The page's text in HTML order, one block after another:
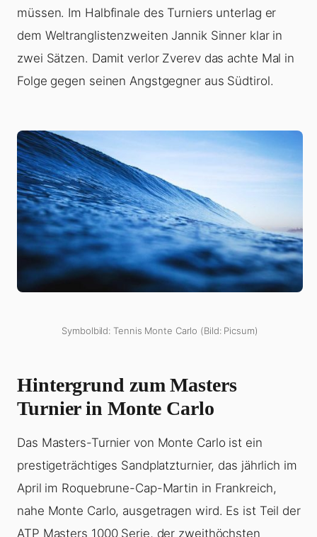
müssen. Im Halbfinale des Turniers unterlag er
dem Weltranglistenzweiten Jannik Sinner klar in
zwei Sätzen. Damit verlor Zverev das achte Mal in
Folge gegen seinen Angstgegner aus Südtirol.
Symbolbild: Tennis Monte Carlo (Bild: Picsum)
Hintergrund zum Masters
Turnier in Monte Carlo
Das Masters-Turnier von Monte Carlo ist ein
prestigeträchtiges Sandplatzturnier, das jährlich im
April im Roquebrune-Cap-Martin in Frankreich,
nahe Monte Carlo, ausgetragen wird. Es ist Teil der
ATP Masters 1000 Serie, der zweithöchsten